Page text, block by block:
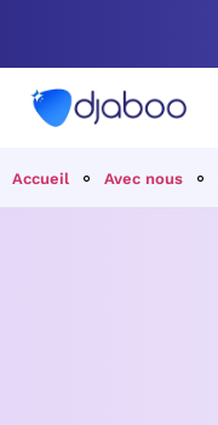
Accueil Avec nous